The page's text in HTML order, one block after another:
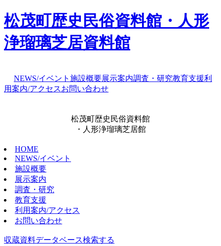
松茂町歴史民俗資料館・人形
浄瑠璃芝居資料館
NEWS/イベント 施設概要展示案内調査・研究教育支援利
用案内/アクセスお問い合わせ
松茂町歴史民俗資料館
・人形浄瑠璃芝居館
HOME
NEWS/イベント
施設概要
展示案内
調査・研究
教育支援
利用案内/アクセス
お問い合わせ
収蔵資料データベース検索する